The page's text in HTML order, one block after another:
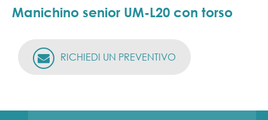
Manichino senior UM-L20 con torso
RICHIEDI UN PREVENTIVO